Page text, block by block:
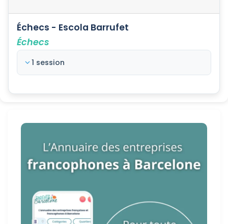
Échecs - Escola Barrufet
Échecs
1 session